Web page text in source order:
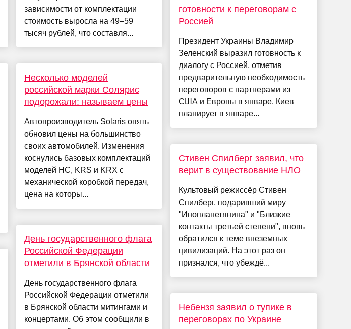
зависимости от комплектации
стоимость выросла на 49–59
тысяч рублей, что составля...
Несколько моделей
российской марки Солярис
подорожали: называем цены
Автопроизводитель Solaris опять
обновил цены на большинство
своих автомобилей. Изменения
коснулись базовых комплектаций
моделей HC, KRS и KRX с
механической коробкой передач,
цена на которы...
День государственного флага
Российской Федерации
отметили в Брянской области
День государственного флага
Российской Федерации отметили
в Брянской области митингами и
концертами. Об этом сообщили в
готовности к переговорам с
Россией
Президент Украины Владимир
Зеленский выразил готовность к
диалогу с Россией, отметив
предварительную необходимость
переговоров с партнерами из
США и Европы в январе. Киев
планирует в январе...
Стивен Спилберг заявил, что
верит в существование НЛО
Культовый режиссёр Стивен
Спилберг, подаривший миру
"Инопланетянина" и "Близкие
контакты третьей степени", вновь
обратился к теме внеземных
цивилизаций. На этот раз он
признался, что убеждё...
Небензя заявил о тупике в
переговорах по Украине